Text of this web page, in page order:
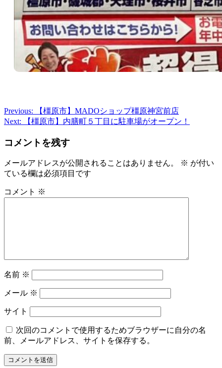
投
稿
ナ
ビ
ゲ
ー
Previous:
【橿原市】MADOショップ橿原神宮前店
Next:
【橿原市】内膳町５丁目に駐車場がオープン！
コメントを残す
メールアドレスが公開されることはありません。 ※ が付い
ている欄は必須項目です
コメント ※
名前 ※
メール ※
サイト
次回のコメントで使用するためブラウザーに自分の名
前、メールアドレス、サイトを保存する。